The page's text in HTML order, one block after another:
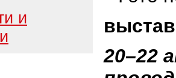
и
20–22